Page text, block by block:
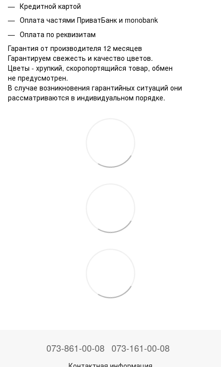
Кредитной картой
Оплата частями ПриватБанк и monobank
Оплата по реквизитам
Гарантия от производителя 12 месяцев
Гарантируем свежесть и качество цветов.
Цветы - хрупкий, скоропортящийся товар, обмен
не предусмотрен.
В случае возникновения гарантийных ситуаций они
рассматриваются в индивидуальном порядке.
073-861-00-08 073-161-00-08